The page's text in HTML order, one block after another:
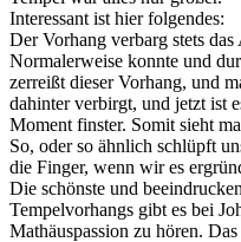
Interessant ist hier folgendes:
Der Vorhang verbarg stets
Normalerweise konnte und
zerreißt dieser Vorhang, und
dahinter verbirgt, und jetzt ist
Moment finster. Somit sieht
So, oder so ähnlich schlüpft
die Finger, wenn wir es
Die schönste und
Tempelvorhangs gibt es bei
Mathäuspassion zu hören.